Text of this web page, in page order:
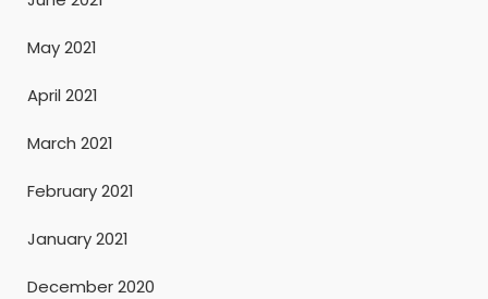
May 2021
April 2021
March 2021
February 2021
January 2021
December 2020